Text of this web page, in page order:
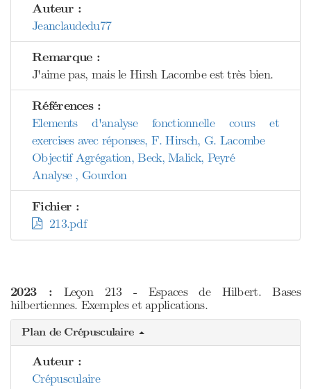
Auteur :
Jeanclaudedu77
Remarque :
J'aime pas, mais le Hirsh Lacombe est très bien.
Références :
Elements d'analyse fonctionnelle cours et
exercises avec réponses, F. Hirsch, G. Lacombe
Objectif Agrégation, Beck, Malick, Peyré
Analyse , Gourdon
Fichier :
213.pdf
2023 : Leçon 213 - Espaces de Hilbert. Bases
hilbertiennes. Exemples et applications.
Plan de Crépusculaire
Auteur :
Crépusculaire